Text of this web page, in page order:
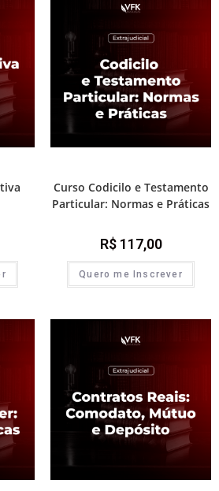
Curso Codicilo e Testamento
Particular: Normas e Práticas
R$117,00
Quero me Inscrever